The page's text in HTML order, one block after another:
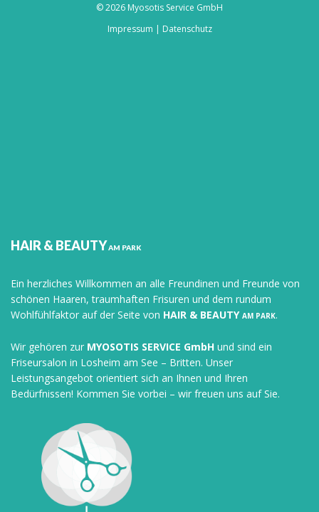
© 2026 Myosotis Service GmbH
Impressum | Datenschutz
HAIR & BEAUTYAM PARK
Ein herzliches Willkommen an alle Freundinen und Freunde von
schönen Haaren, traumhaften Frisuren und dem rundum
Wohlfühlfaktor auf der Seite von HAIR & BEAUTY AM PARK.
Wir gehören zur MYOSOTIS SERVICE GmbH und sind ein
Friseursalon in Losheim am See – Britten. Unser
Leistungsangebot orientiert sich an Ihnen und Ihren
Bedürfnissen! Kommen Sie vorbei – wir freuen uns auf Sie.